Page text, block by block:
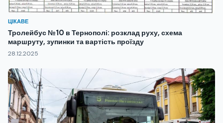
ЦІКАВЕ
Тролейбус №10 в Тернополі: розклад руху, схема
маршруту, зупинки та вартість проїзду
28.12.2025